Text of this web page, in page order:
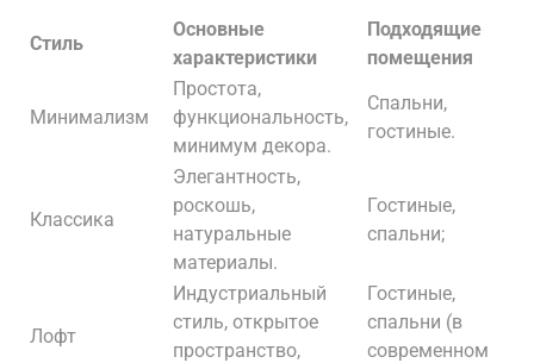
Стиль
Основные
характеристики
Подходящие
помещения
Минимализм
Простота,
функциональность,
минимум декора.
Спальни,
гостиные.
Классика
Элегантность,
роскошь,
натуральные
материалы.
Гостиные,
спальни;
Лофт
Индустриальный
стиль, открытое
пространство,
Гостиные,
спальни (в
современном